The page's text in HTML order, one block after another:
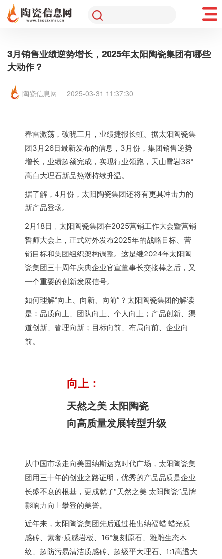
3月销售业绩逆势增长，2025年太阳陶瓷集团有哪些
大动作？
陶瓷信息网 2025-03-31 11:37:30
春雷激荡，破晓三月，业绩捷报长虹。据太阳陶瓷集
团3月26日最新发布的信息，3月份，集团销售逆势
增长，业绩超额完成，实现行业领跑，天山雪岩38°
高白大理石新品热潮持续升温。
据了解，4月份，太阳陶瓷集团还将有更具冲击力的
新产品登场。
2月18日，太阳陶瓷集团在2025营销工作大会暨营销
誓师大会上，正式对外发布2025年的战略目标、营
销目标和集团组织架构调整。这是继2024年太阳陶
瓷集团三十周年庆典企业官宣董事长交接棒之后，又
一个重要的创新发展信号。
如何理解“向上、向新、向前”？太阳陶瓷集团的解读
是：品质向上、团队向上、个人向上；产品创新、渠
道创新、管理向新；目标向前、布局向前、企业向
前。
向上：
天然之美 太阳陶瓷
向高质量发展转型升级
从中国市场走向美国纳斯达克时代广场，太阳陶瓷集
团用三十年的创业之路证明，优秀的产品品质是企业
长盛不衰的根基，更成就了“天然之美 太阳陶瓷”品牌
影响力向上攀登的美誉。
近年来，太阳陶瓷集团先后通过推出纳福蜡·蜡光质
感砖、素奢·质感岩板、16°复刻原石、雅雕生态木
纹、超防污易清洁质感砖、超级平大理石、1:1高透大